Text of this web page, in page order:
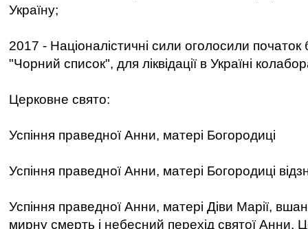
Україну;
2017 - Націоналістичні сили оголосили початок
"Чорний список", для ліквідації в Україні
Церковне свято:
Успіння праведної Анни, матері Богородиці
Успіння праведної Анни, матері Богородиці
Успіння праведної Анни, матері Діви Марії,
мирну смерть і небесний перехід святої Анни.